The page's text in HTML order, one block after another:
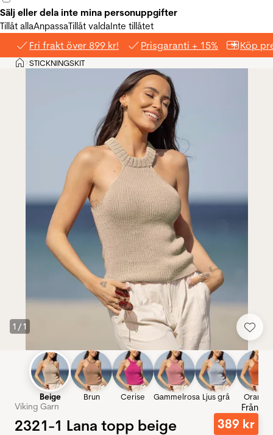
Sälj eller dela inte mina personuppgifter
Tillåt allaAnpassaTillåt valdaInte tillåtet
Fri frakt över 899 kr! Prisgaranti + 15% Köp
Hem
>STICKNINGSKIT
1 /1
Beige Brun Cerise Gammelrosa Ljus grå Orange
Viking Garn
2321-1 Lana topp beige
Från
389 kr